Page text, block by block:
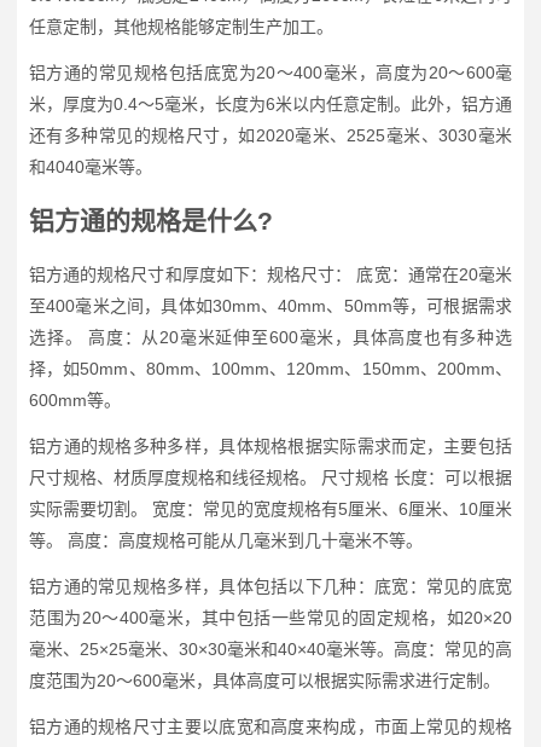
任意定制，其他规格能够定制生产加工。
铝方通的常见规格包括底宽为20～400毫米，高度为20～600毫
米，厚度为0.4～5毫米，长度为6米以内任意定制。此外，铝方通
还有多种常见的规格尺寸，如2020毫米、2525毫米、3030毫米
和4040毫米等。
铝方通的规格是什么?
铝方通的规格尺寸和厚度如下：规格尺寸： 底宽：通常在20毫米
至400毫米之间，具体如30mm、40mm、50mm等，可根据需求
选择。 高度：从20毫米延伸至600毫米，具体高度也有多种选
择，如50mm、80mm、100mm、120mm、150mm、200mm、
600mm等。
铝方通的规格多种多样，具体规格根据实际需求而定，主要包括
尺寸规格、材质厚度规格和线径规格。 尺寸规格 长度：可以根据
实际需要切割。 宽度：常见的宽度规格有5厘米、6厘米、10厘米
等。 高度：高度规格可能从几毫米到几十毫米不等。
铝方通的常见规格多样，具体包括以下几种：底宽：常见的底宽
范围为20～400毫米，其中包括一些常见的固定规格，如20×20
毫米、25×25毫米、30×30毫米和40×40毫米等。高度：常见的高
度范围为20～600毫米，具体高度可以根据实际需求进行定制。
铝方通的规格尺寸主要以底宽和高度来构成，市面上常见的规格